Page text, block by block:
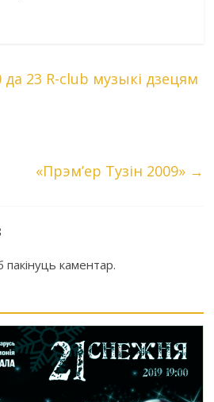
да 23 R-club музыкі дзецям
«Прэм’ер Тузін 2009» →
пакінуць каментар.